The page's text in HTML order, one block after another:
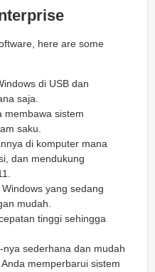
here are some
di USB dan
saja.
membawa sistem
saku.
di komputer mana
dan mendukung
yang sedang
mudah.
tinggi sehingga
sederhana dan mudah
memperbarui sistem